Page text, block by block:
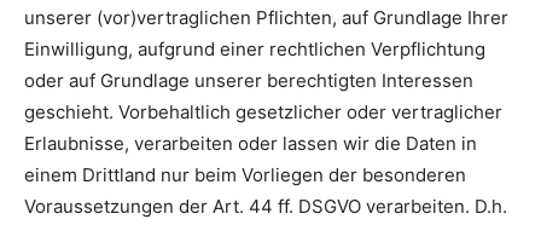
unserer (vor)vertraglichen Pflichten, auf Grundlage Ihrer
Einwilligung, aufgrund einer rechtlichen Verpflichtung
oder auf Grundlage unserer berechtigten Interessen
geschieht. Vorbehaltlich gesetzlicher oder vertraglicher
Erlaubnisse, verarbeiten oder lassen wir die Daten in
einem Drittland nur beim Vorliegen der besonderen
Voraussetzungen der Art. 44 ff. DSGVO verarbeiten. D.h.